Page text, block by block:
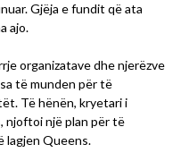
Gjëja e fundit që ata
ajo.
organizatave dhe njerëzve
të munden për të
Të hënën, kryetari i
njoftoi një plan për të
lagjen Queens.